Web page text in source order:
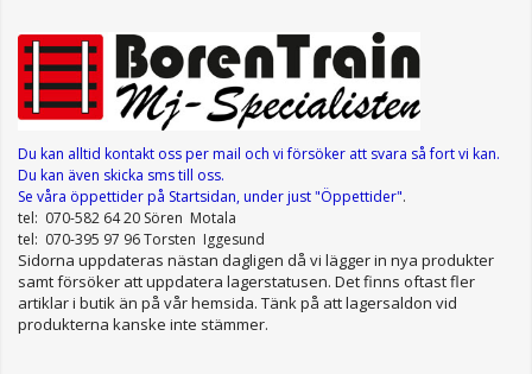
Du kan alltid kontakt oss per mail och vi försöker att svara så fort vi kan.
Du kan även skicka sms till oss.
Se våra öppettiderpå Startsidan, under just "Öppettider".
tel: 070-582 64 20 Sören Motala
tel: 070-395 97 96 Torsten Iggesund
Sidorna uppdateras nästan dagligen då vi lägger in nya produkter
samt försöker att uppdatera lagerstatusen. Det finns oftast fler
artiklar i butik än på vår hemsida. Tänk på att lagersaldon vid
produkterna kanske inte stämmer.